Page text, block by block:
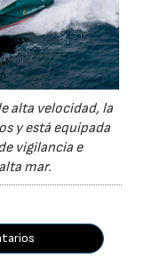
alta velocidad, la
y está equipada
vigilancia e
mar.